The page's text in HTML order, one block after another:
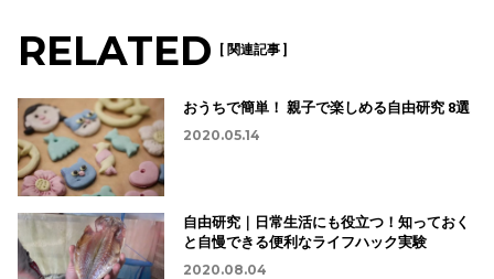
RELATED [ 関連記事 ]
おうちで簡単！ 親子で楽しめる自由研究 8選
2020.05.14
自由研究｜日常生活にも役立つ！知っておく
と自慢できる便利なライフハック実験
2020.08.04